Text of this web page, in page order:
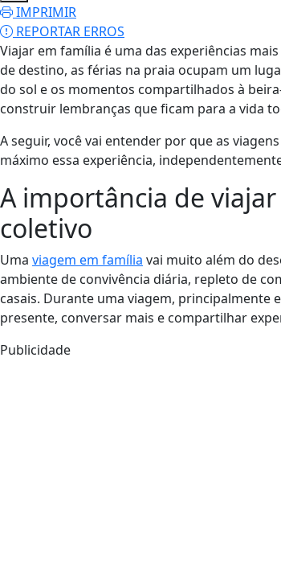
IMPRIMIR
REPORTAR ERROS
Viajar em família é uma das experiências
de destino, as férias na praia ocupam um
do sol e os momentos compartilhados à
construir lembranças que ficam para a vida
A seguir, você vai entender por que as
máximo essa experiência,
A importância de
coletivo
Uma viagem em família vai muito além do
ambiente de convivência diária, repleto de
casais. Durante uma viagem, principalmente
presente, conversar mais e compartilhar
Publicidade